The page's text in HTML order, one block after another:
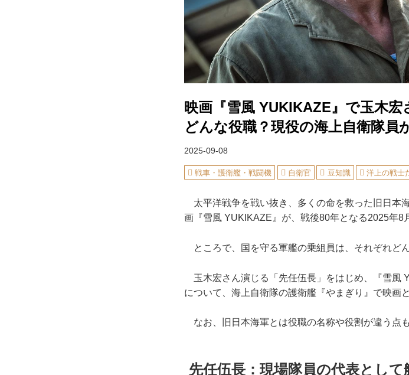
映画『雪風 YUKIKAZE』で玉木
どんな役職？現役の海上自衛隊員
2025-09-08
戦車・護衛艦・戦闘機 自衛官 豆知識 洋上の戦士
太平洋戦争を戦い抜き、多くの命を救った旧日本
画『雪風 YUKIKAZE』が、戦後80年となる2025年8
ところで、国を守る軍艦の乗組員は、それぞれど
玉木宏さん演じる「先任伍長」をはじめ、『雪風
について、海上自衛隊の護衛艦『やまぎり』で映画
なお、旧日本海軍とは役職の名称や役割が違う点
先任伍長：現場隊員の代表とし